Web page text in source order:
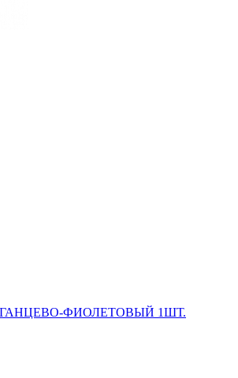
ФИОЛЕТОВЫЙ 1ШТ.